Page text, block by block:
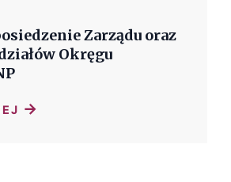
Zarządu oraz
Okręgu
→